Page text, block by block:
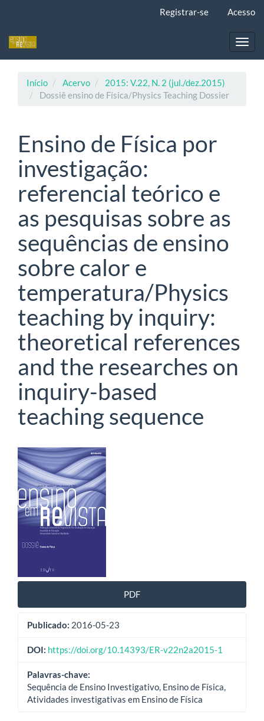
principal
Registrar-se Acesso
Início Acervo
2015: V.22, N. 2 (jul./dez.2015)
Dossiê ensino de Física/Physics Teaching Dossier
Ensino de Física por
investigação:
referencial teórico e
as pesquisas sobre as
sequências de ensino
sobre calor e
temperatura/Physics
teaching by inquiry:
theoretical references
and the researches on
inquiry-based
teaching sequence
Barra
lateral
de
artigos
PDF
Publicado: 2016-05-23
DOI: https://doi.org/10.14393/ER-v22n2a2015-1
Palavras-chave:
Sequência de Ensino Investigativo, Ensino de Física,
Atividades investigativas em Ensino de Física